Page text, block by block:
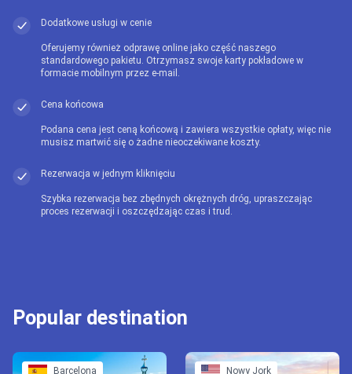
Dodatkowe usługi w cenie
Oferujemy również odprawę online jako część naszego
standardowego pakietu. Otrzymasz swoje karty pokładowe w
formacie mobilnym przez e-mail.
Cena końcowa
Podana cena jest ceną końcową i zawiera wszystkie opłaty, więc nie
musisz martwić się o żadne nieoczekiwane koszty.
Rezerwacja w jednym kliknięciu
Szybka rezerwacja bez zbędnych okrężnych dróg, upraszczając
proces rezerwacji i oszczędzając czas i trud.
Popular destination
Barcelona Nowy Jork